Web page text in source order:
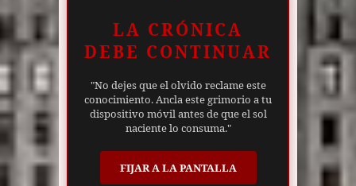
LA CRÓNICA
DEBE CONTINUAR
"No dejes que el olvido reclame este
conocimiento. Ancla este grimorio a tu
dispositivo móvil antes de que el sol
naciente lo consuma."
FIJAR A LA PANTALLA